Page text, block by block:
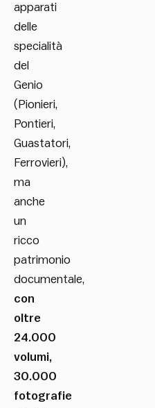
apparati
delle
specialità
del
Genio
(Pionieri,
Pontieri,
Guastatori,
Ferrovieri),
ma
anche
un
ricco
patrimonio
documentale,
con
oltre
24.000
volumi,
30.000
fotografie